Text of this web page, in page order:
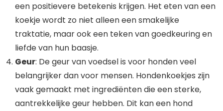
een positievere betekenis krijgen. Het eten van een
koekje wordt zo niet alleen een smakelijke
traktatie, maar ook een teken van goedkeuring en
liefde van hun baasje.
Geur: De geur van voedsel is voor honden veel
belangrijker dan voor mensen. Hondenkoekjes zijn
vaak gemaakt met ingrediënten die een sterke,
aantrekkelijke geur hebben. Dit kan een hond